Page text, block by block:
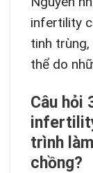
infertility
tinh
thể do
Câu hỏi
trình
chồng?